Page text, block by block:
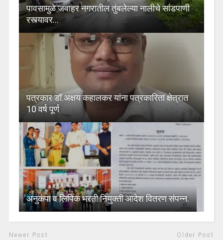
पावसामुळे जवाहर नगरातील तुंबलेल्या नालीचे सांडपाणी
रस्त्यावर…
पत्रकार डॉ.अक्षय कहालकर यांना पत्रकारिता क्षेत्रात
10 वर्ष पूर्ण
अनुकंपा व लिपिक भरती नियुक्ती आदेश वितरण संपन्न.
Newer Post Older Post